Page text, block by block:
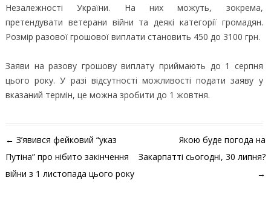
Незалежності України. На них можуть, зокрема,
претендувати ветерани війни та деякі категорії громадян.
Розмір разової грошової виплати становить 450 до 3100 грн.
Заяви на разову грошову виплату приймають до 1 серпня
цього року. У разі відсутності можливості подати заяву у
вказаний термін, це можна зробити до 1 жовтня.
Навігація по запису
← З’явився фейковий “указ
Путіна” про нібито закінчення
війни з 1 листопада цього року
Якою буде погода на
Закарпатті сьогодні, 30 липня?
→